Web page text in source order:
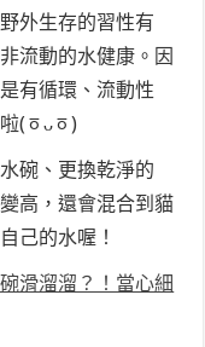
外生存的習性有
流動的水健康。因
有循環、流動性
(ㆆᴗㆆ)
碗、更換乾淨的
高，還會混合到貓
己的水喔！
滑溜溜？！當心細